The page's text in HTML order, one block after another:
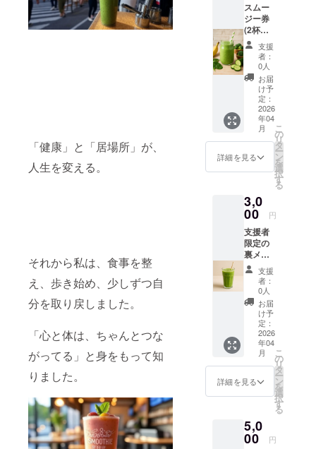
「健康」と「居場所」が、
人生を変える。
それから私は、食事を整
え、歩き始め、少しずつ自
分を取り戻しました。
「心と体は、ちゃんとつな
がってる」と身をもって知
りました。
スムー
ジー券
(2杯分)
を提供
いたし
ます。
有効期
限は、
2026年
4月〜9
月末
迄。革
命は一
人じゃ
起こせ
ない。
支援
者：
0人
お届
け予
定：
2026
年04
月
詳細を見る
こ
の
リ
タ
ー
ン
を
選
択
す
る
3,0
00 円
支援者
限定の
裏メ
ニュー
スムー
ジー券
(1杯分)
を提供
いたし
ます。
有効期
限は
2026年
4月〜9
月末
迄。
支援
者：
0人
お届
け予
定：
2026
年04
月
詳細を見る
こ
の
リ
タ
ー
ン
を
選
択
す
る
5,0
00 円